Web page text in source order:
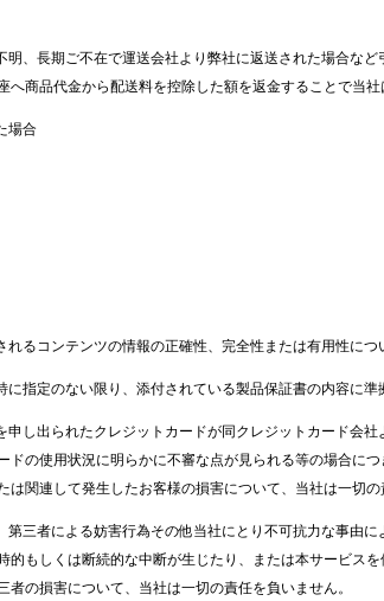
、長期ご不在で運送会社より弊社に返送された場合な
商品代金から配送料を控除した額を返金することで当社
場合
るコンテンツの情報の正確性、完全性または有用性につ
指定のない限り、添付されている製品保証書の内容に準
し出られたクレジットカードが同クレジットカード会
の使用状況に明らかに不審な点が見られる等の場合に
関連して発生したお客様の損害について、当社は一切の
三者による妨害行為その他当社にとり不可抗力な事由
もしくは断続的な中断が生じたり、または本サービス
の損害について、当社は一切の責任を負いません。